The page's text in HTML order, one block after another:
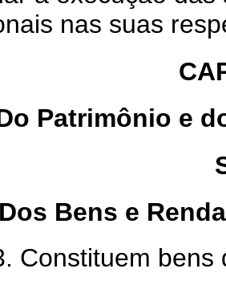
nas suas
Patrimônio e
Dos Bens e
bens